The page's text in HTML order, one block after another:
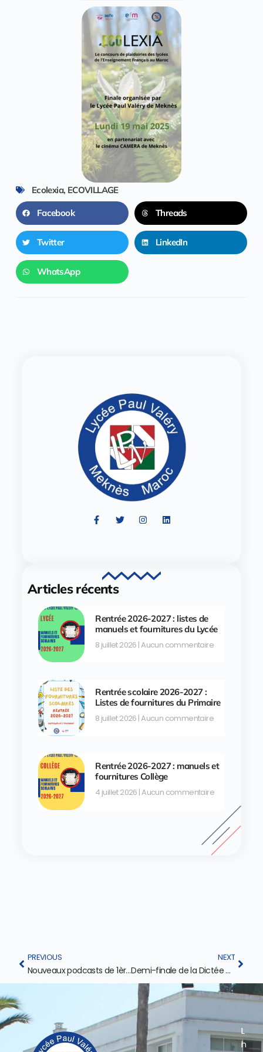
Ecolexia, ECOVILLAGE
Facebook Threads
Twitter LinkedIn
WhatsApp
Articles récents
Rentrée 2026-2027 : listes de
manuels et fournitures du Lycée
8 juillet 2026 Aucun commentaire
Rentrée scolaire 2026-2027 :
Listes de fournitures du Primaire
8 juillet 2026 Aucun commentaire
Rentrée 2026-2027 : manuels et
fournitures Collège
4 juillet 2026 Aucun commentaire
PREVIOUS
Nouveaux podcasts de 1ère SES en ligne !
NEXT
Demi-finale de la Dictée du Maroc au LPV !
L
I
L
i
I
n